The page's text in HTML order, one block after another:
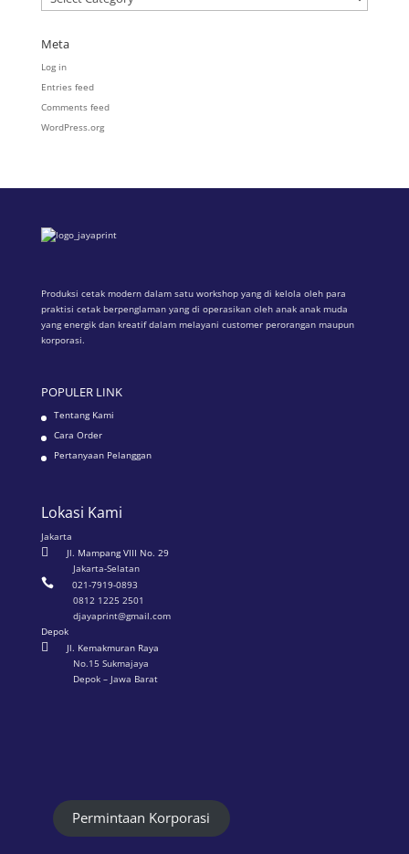
Meta
Log in
Entries feed
Comments feed
WordPress.org
Produksi cetak modern dalam satu workshop yang di kelola oleh para
praktisi cetak berpenglaman yang di operasikan oleh anak anak muda
yang energik dan kreatif dalam melayani customer perorangan maupun
korporasi.
POPULER LINK
Tentang Kami
Cara Order
Pertanyaan Pelanggan
Lokasi Kami
Jakarta

Jl. Mampang VIII No. 29
Jakarta-Selatan

021-7919-0893
0812 1225 2501
djayaprint@gmail.com
Depok

Jl. Kemakmuran Raya
No.15 Sukmajaya
Depok – Jawa Barat
Permintaan Korporasi